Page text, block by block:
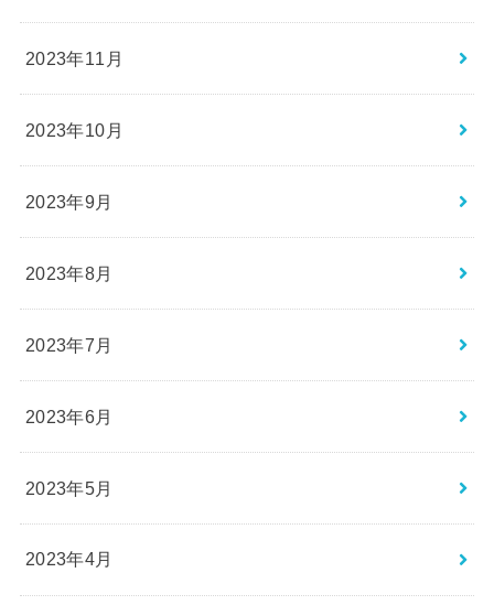
2023年11月
2023年10月
2023年9月
2023年8月
2023年7月
2023年6月
2023年5月
2023年4月